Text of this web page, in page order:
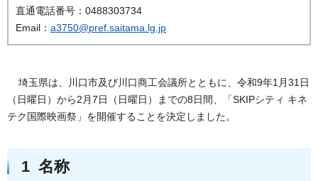
直通電話番号：0488303734
Email： a3750@pref.saitama.lg.jp
埼玉県は、川口市及び川口商工会議所とともに、令和9年1月31日
（日曜日）から2月7日（日曜日）までの8日間、「SKIPシティ キネ
テク国際映画祭」を開催することを決定しました。
1 名称